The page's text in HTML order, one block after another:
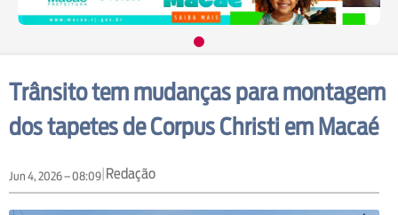
Trânsito tem mudanças para montagem
dos tapetes de Corpus Christi em Macaé
Jun 4, 2026 – 08:09|Redação